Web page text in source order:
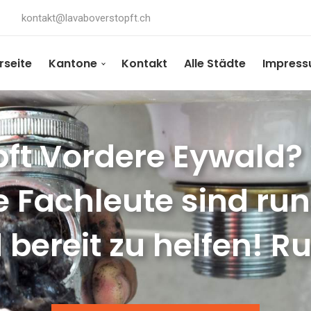
kontakt@lavaboverstopft.ch
Kantone Kontakt Alle Städte
Vordere
Fachleute sind
zu helfen!